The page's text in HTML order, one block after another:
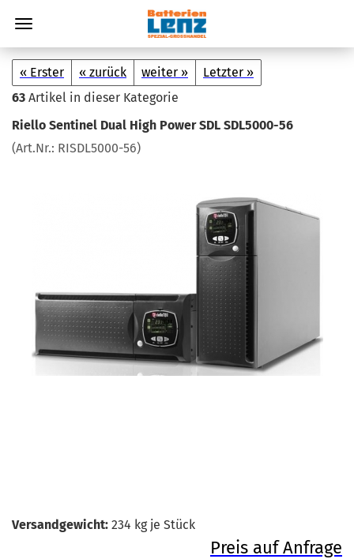
« Erster « zurück weiter »
Letzter »
63 Artikel in dieser Kategorie
Ri­el­lo Sen­ti­nel Dual High Power SDL SDL5000-​56
(Art.Nr.: RISDL5000-​56)
Versandgewicht: 234 kg je Stück
Preis auf Anfrage